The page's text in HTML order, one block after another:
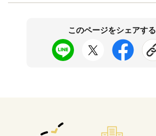
このページをシェアする